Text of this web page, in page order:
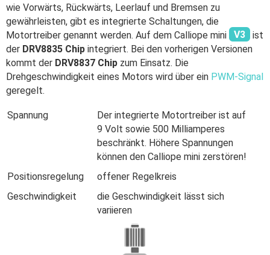
wie Vorwärts, Rückwärts, Leerlauf und Bremsen zu
gewährleisten, gibt es integrierte Schaltungen, die
Motortreiber genannt werden. Auf dem Calliope mini
V3
ist
der DRV8835 Chip integriert. Bei den vorherigen Versionen
kommt der DRV8837 Chip zum Einsatz. Die
Drehgeschwindigkeit eines Motors wird über ein PWM-Signal
geregelt.
Spannung
Der integrierte Motortreiber ist auf
9 Volt sowie 500 Milliamperes
beschränkt. Höhere Spannungen
können den Calliope mini zerstören!
Positionsregelung
offener Regelkreis
Geschwindigkeit
die Geschwindigkeit lässt sich
variieren